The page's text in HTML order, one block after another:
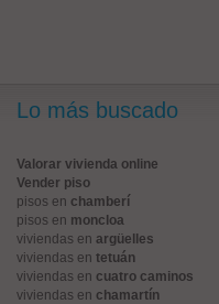
Lo más buscado
Valorar vivienda online
Vender piso
pisos en chamberí
pisos en moncloa
viviendas en argüelles
viviendas en tetuán
viviendas en cuatro caminos
viviendas en chamartín